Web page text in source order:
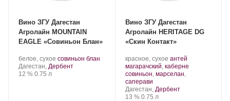
Вино ЗГУ Дагестан
Агролайн MOUNTAIN
EAGLE «Совиньон Блан»
Производитель:
ООО
«Агролайн».
белое, сухое .
Сорт
совиньон блан
Регион:
Дагестан, Дербент
Крепость
12 %. Объем
0.75 л
Вино ЗГУ Дагестан
Агролайн HERITAGE DG
«Скин Контакт»
Производитель:
ООО
«Агролайн».
красное, сухое .
Сорт
винограда:
антей
магарачский, каберне
совиньон, марселан,
саперави.
Регион:
Дагестан, Дербент
Крепость
13 %. Объем
0.75 л